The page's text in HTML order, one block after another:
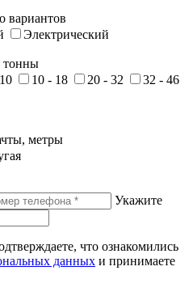
вариантов
Электрический
тонны
10 - 18 20 - 32
32 - 46
метры
Укажите
что ознакомились
данных и принимаете